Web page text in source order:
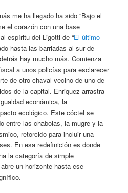
me ha llegado ha sido “Bajo el
el corazón con una base
espíritu del Ligotti de “El último
hasta las barriadas al sur de
hay mucho más. Comienza
a unos policías para esclarecer
de otro chaval vecino de uno de
de la capital. Enriquez arrastra
económica, la
ecológico. Este cóctel se
entre las chabolas, la mugre y la
retorcido para incluir una
En esa redefinición es donde
la categoría de simple
un horizonte hasta ese